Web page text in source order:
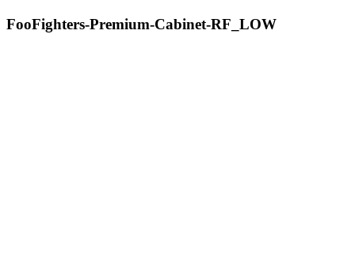
FooFighters-Premium-Cabinet-RF_LOW